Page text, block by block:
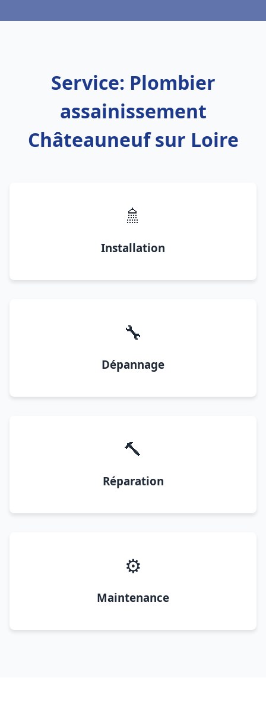
Service: Plombier
assainissement
Châteauneuf sur Loire
🚿
Installation
🔧
Dépannage
🔨
Réparation
⚙️
Maintenance